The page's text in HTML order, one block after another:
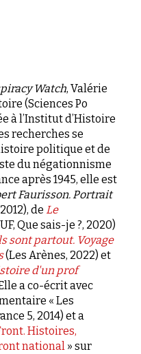
Watch, Valérie
(Sciences Po
à l’Institut d’Histoire
recherches se
politique et de
du négationnisme
après 1945, elle est
Faurisson. Portrait
de Le
Que sais-je ?, 2020)
sont partout. Voyage
(Les Arènes, 2022) et
d'un prof
a co-écrit avec
« Les
5, 2014) et a
Histoires,
national » sur